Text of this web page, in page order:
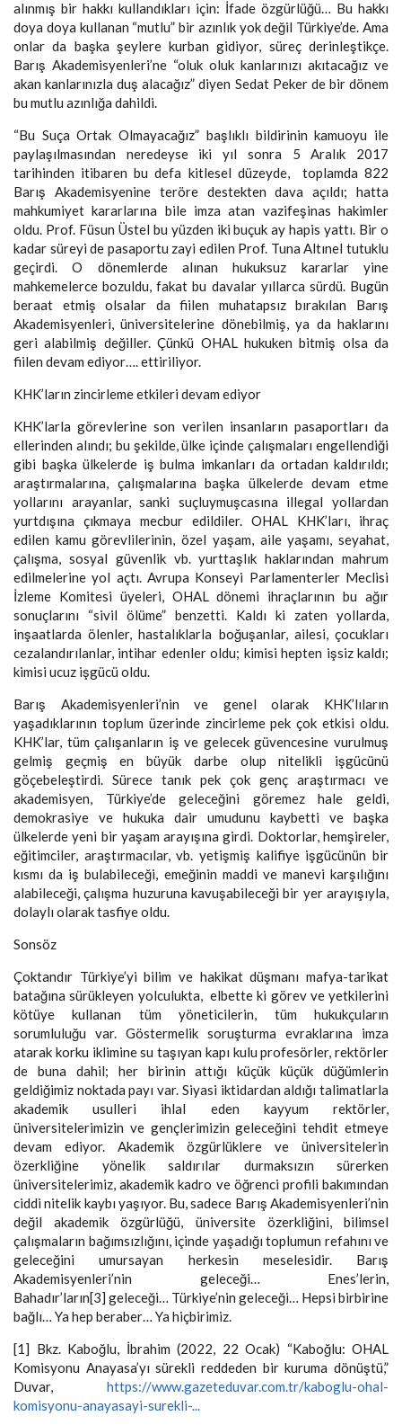
alınmış bir hakkı kullandıkları için: İfade özgürlüğü… Bu hakkı
doya doya kullanan “mutlu” bir azınlık yok değil Türkiye’de. Ama
onlar da başka şeylere kurban gidiyor, süreç derinleştikçe.
Barış Akademisyenleri’ne “oluk oluk kanlarınızı akıtacağız ve
akan kanlarınızla duş alacağız” diyen Sedat Peker de bir dönem
bu mutlu azınlığa dahildi.
“Bu Suça Ortak Olmayacağız” başlıklı bildirinin kamuoyu ile
paylaşılmasından neredeyse iki yıl sonra 5 Aralık 2017
tarihinden itibaren bu defa kitlesel düzeyde, toplamda 822
Barış Akademisyenine teröre destekten dava açıldı; hatta
mahkumiyet kararlarına bile imza atan vazifeşinas hakimler
oldu. Prof. Füsun Üstel bu yüzden iki buçuk ay hapis yattı. Bir o
kadar süreyi de pasaportu zayi edilen Prof. Tuna Altınel tutuklu
geçirdi. O dönemlerde alınan hukuksuz kararlar yine
mahkemelerce bozuldu, fakat bu davalar yıllarca sürdü. Bugün
beraat etmiş olsalar da fiilen muhatapsız bırakılan Barış
Akademisyenleri, üniversitelerine dönebilmiş, ya da haklarını
geri alabilmiş değiller. Çünkü OHAL hukuken bitmiş olsa da
fiilen devam ediyor…. ettiriliyor.
KHK’ların zincirleme etkileri devam ediyor
KHK’larla görevlerine son verilen insanların pasaportları da
ellerinden alındı; bu şekilde, ülke içinde çalışmaları engellendiği
gibi başka ülkelerde iş bulma imkanları da ortadan kaldırıldı;
araştırmalarına, çalışmalarına başka ülkelerde devam etme
yollarını arayanlar, sanki suçluymuşcasına illegal yollardan
yurtdışına çıkmaya mecbur edildiler. OHAL KHK’ları, ihraç
edilen kamu görevlilerinin, özel yaşam, aile yaşamı, seyahat,
çalışma, sosyal güvenlik vb. yurttaşlık haklarından mahrum
edilmelerine yol açtı. Avrupa Konseyi Parlamenterler Meclisi
İzleme Komitesi üyeleri, OHAL dönemi ihraçlarının bu ağır
sonuçlarını “sivil ölüme” benzetti. Kaldı ki zaten yollarda,
inşaatlarda ölenler, hastalıklarla boğuşanlar, ailesi, çocukları
cezalandırılanlar, intihar edenler oldu; kimisi hepten işsiz kaldı;
kimisi ucuz işgücü oldu.
Barış Akademisyenleri’nin ve genel olarak KHK’lıların
yaşadıklarının toplum üzerinde zincirleme pek çok etkisi oldu.
KHK’lar, tüm çalışanların iş ve gelecek güvencesine vurulmuş
gelmiş geçmiş en büyük darbe olup nitelikli işgücünü
göçebeleştirdi. Sürece tanık pek çok genç araştırmacı ve
akademisyen, Türkiye’de geleceğini göremez hale geldi,
demokrasiye ve hukuka dair umudunu kaybetti ve başka
ülkelerde yeni bir yaşam arayışına girdi. Doktorlar, hemşireler,
eğitimciler, araştırmacılar, vb. yetişmiş kalifiye işgücünün bir
kısmı da iş bulabileceği, emeğinin maddi ve manevi karşılığını
alabileceği, çalışma huzuruna kavuşabileceği bir yer arayışıyla,
dolaylı olarak tasfiye oldu.
Sonsöz
Çoktandır Türkiye’yi bilim ve hakikat düşmanı mafya-tarikat
batağına sürükleyen yolculukta, elbette ki görev ve yetkilerini
kötüye kullanan tüm yöneticilerin, tüm hukukçuların
sorumluluğu var. Göstermelik soruşturma evraklarına imza
atarak korku iklimine su taşıyan kapı kulu profesörler, rektörler
de buna dahil; her birinin attığı küçük küçük düğümlerin
geldiğimiz noktada payı var. Siyasi iktidardan aldığı talimatlarla
akademik usulleri ihlal eden kayyum rektörler,
üniversitelerimizin ve gençlerimizin geleceğini tehdit etmeye
devam ediyor. Akademik özgürlüklere ve üniversitelerin
özerkliğine yönelik saldırılar durmaksızın sürerken
üniversitelerimiz, akademik kadro ve öğrenci profili bakımından
ciddi nitelik kaybı yaşıyor. Bu, sadece Barış Akademisyenleri’nin
değil akademik özgürlüğü, üniversite özerkliğini, bilimsel
çalışmaların bağımsızlığını, içinde yaşadığı toplumun refahını ve
geleceğini umursayan herkesin meselesidir. Barış
Akademisyenleri’nin geleceği… Enes’lerin,
Bahadır’ların[3] geleceği… Türkiye’nin geleceği… Hepsi birbirine
bağlı… Ya hep beraber… Ya hiçbirimiz.
[1] Bkz. Kaboğlu, İbrahim (2022, 22 Ocak) “Kaboğlu: OHAL
Komisyonu Anayasa’yı sürekli reddeden bir kuruma dönüştü,”
Duvar, https://www.gazeteduvar.com.tr/kaboglu-ohal-
komisyonu-anayasayi-surekli-...